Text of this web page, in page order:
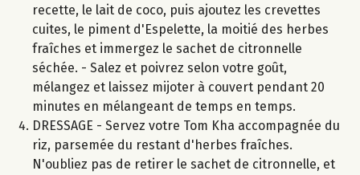
recette, le lait de coco, puis ajoutez les crevettes
cuites, le piment d'Espelette, la moitié des herbes
fraîches et immergez le sachet de citronnelle
séchée. - Salez et poivrez selon votre goût,
mélangez et laissez mijoter à couvert pendant 20
minutes en mélangeant de temps en temps.
DRESSAGE - Servez votre Tom Kha accompagnée du
riz, parsemée du restant d'herbes fraîches.
N'oubliez pas de retirer le sachet de citronnelle, et